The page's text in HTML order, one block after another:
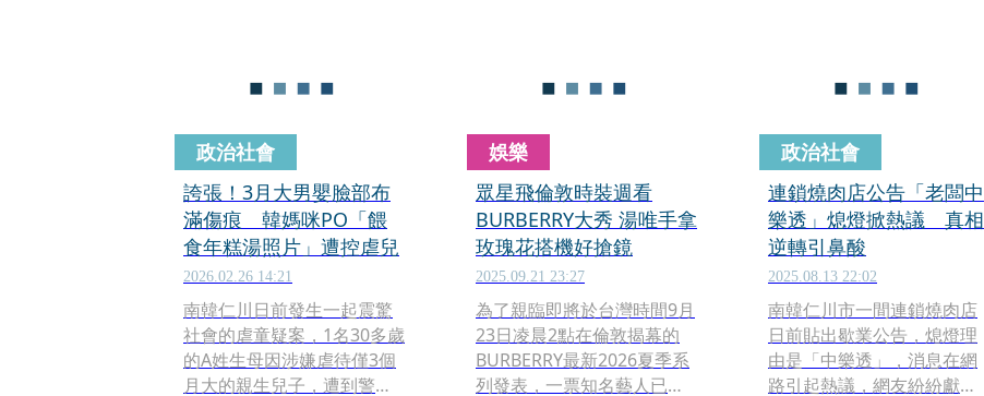
政治社會
誇張！3月大男嬰臉部布
滿傷痕 韓媽咪PO「餵
食年糕湯照片」遭控虐兒
2026.02.26 14:21
南韓仁川日前發生一起震驚
社會的虐童疑案，1名30多歲
的A姓生母因涉嫌虐待僅3個
月大的親生兒子，遭到警方
娛樂
眾星飛倫敦時裝週看
BURBERRY大秀 湯唯手拿
玫瑰花搭機好搶鏡
2025.09.21 23:27
為了親臨即將於台灣時間9月
23日凌晨2點在倫敦揭幕的
BURBERRY最新2026夏季系
列發表，一票知名藝人已前
政治社會
連鎖燒肉店公告「老闆中
樂透」熄燈掀熱議 真相
逆轉引鼻酸
2025.08.13 22:02
南韓仁川市一間連鎖燒肉店
日前貼出歇業公告，熄燈理
由是「中樂透」，消息在網
路引起熱議，網友紛紛獻上